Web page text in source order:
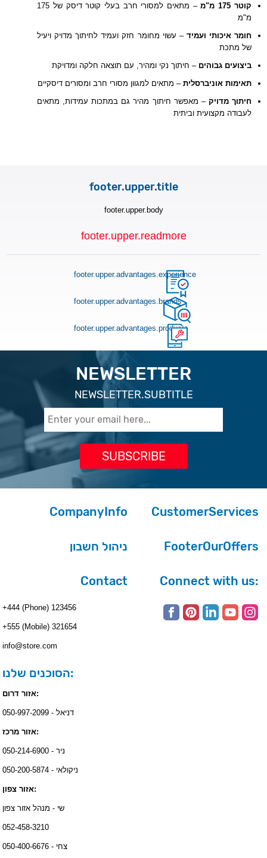
קוטר 175 מ"מ
– מתאים למסורי חרב בעלי קוטר דיסק של 175
מ"מ
חומר איכותי ועמיד – עשוי מחומר חזק ועמיד לחיתוך מדויק ויעיל
של מתכת
ביצועים גבוהים – חיתוך נקי ומהיר, עם תוצאה חלקה ומדויקת
תאימות אוניברסלית – מתאים למגוון מסורי חרב ומסורים דיסקיים
חיתוך מדויק – מאפשר חיתוך מהיר גם במתכות עמידות, מתאים
לעבודה מקצועית וביתית
footer.upper.title
footer.upper.body
footer.upper.readmore
footer.upper.advantages.experience
footer.upper.advantages.brands
footer.upper.advantages.products
NEWSLETTER
NEWSLETTER.SUBTITLE
CompanyInfo CustomerServices
ניהול חשבון FooterOurOffers
Contact
+444 (Phone) 123456
+555 (Mobile) 321654
info@store.com
הסוכנים שלנו:
אזור דרום:
דניאל - 050-997-2099
אזור מרכז:
ניר - 050-214-6900
ניקולאי - 050-200-5874
אזור צפון:
שי - מנהל אזור צפון
052-458-3210
צחי - 050-400-6676
Connect with us: